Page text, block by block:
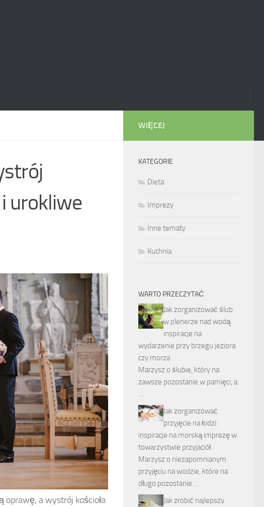
urokliwe
oprawę, a wystrój kościoła
WIĘCEJ
KATEGORIE
Dieta
Imprezy
Inne tematy
Kuchnia
WARTO PRZECZYTAĆ
Jak zorganizować ślub
w plenerze nad wodą:
inspiracje na
wydarzenie przy brzegu jeziora
czy morza
Marzysz o ślubie, który na
zawsze pozostanie w pamięci, a
…
Jak zorganizować
przyjęcie na łodzi:
inspiracje na morską imprezę w
towarzystwie przyjaciół
Marzysz o niezapomnianym
przyjęciu na wodzie, które na
długo pozostanie …
Jak zrobić najlepszy